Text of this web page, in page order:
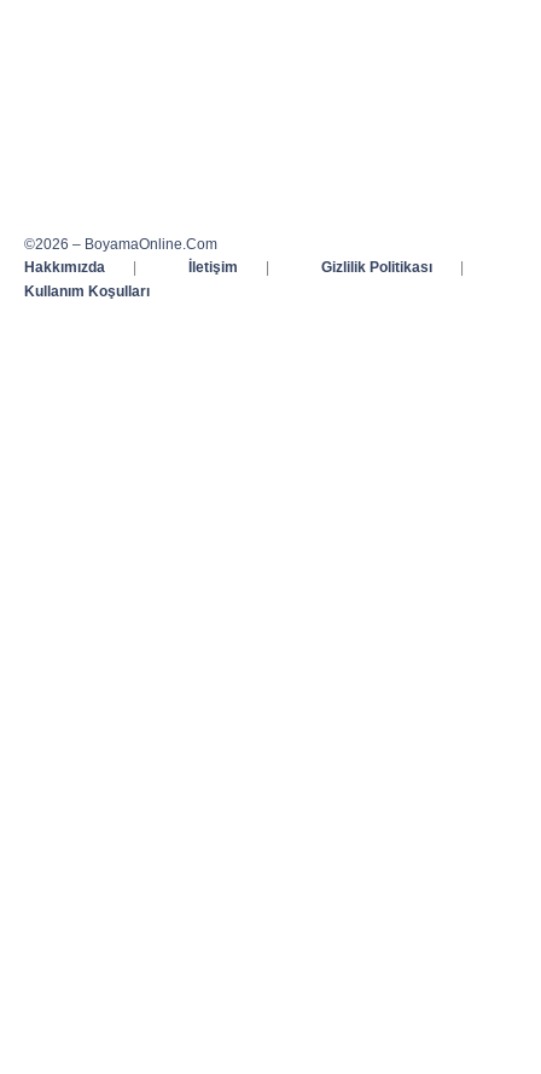
©2026 – BoyamaOnline.Com
Hakkımızda
| İletişim | Gizlilik Politikası
|
Kullanım Koşulları